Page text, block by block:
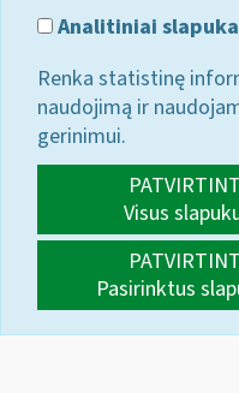
Analitiniai
Renka statistinę
naudojimą ir
gerinimui.
Visus
Pasirinktus